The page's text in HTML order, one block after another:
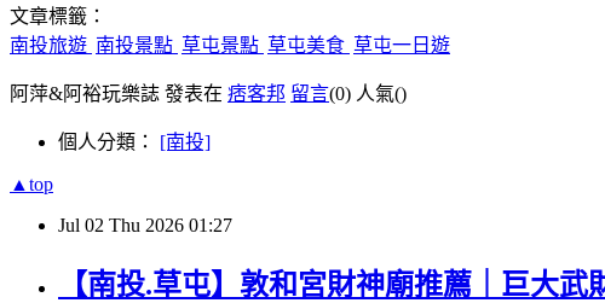
文章標籤：
南投旅遊 南投景點 草屯景點 草屯美食 草屯一日遊
阿萍&阿裕玩樂誌 發表在 痞客邦 留言(0) 人氣()
個人分類： [南投]
▲top
Jul 02 Thu 2026 01:27
【南投.草屯】敦和宮財神廟推薦｜巨大